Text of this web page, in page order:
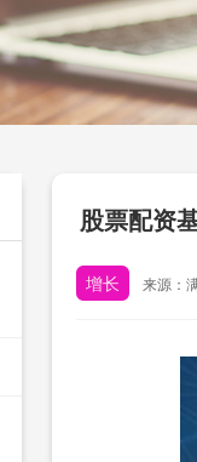
股票配资
增长 来源：